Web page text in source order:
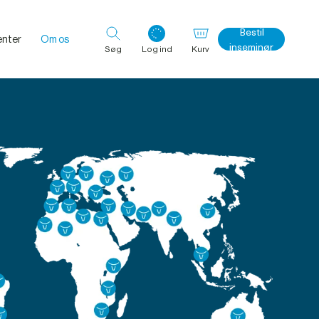
Om os
Søg Log ind Kurv
Bestil
inseminør